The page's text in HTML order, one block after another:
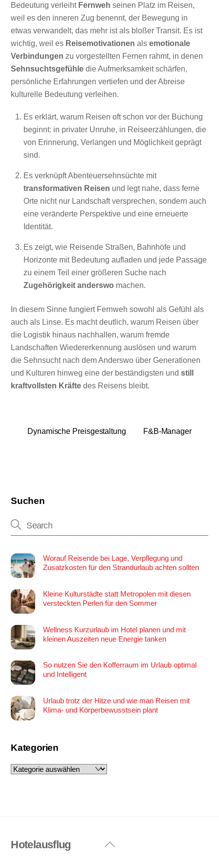
Bedeutung verleiht Fernweh seinen Platz im Reisen,
weil es den inneren Zug benennt, der Bewegung in
etwas verwandelt, das mehr ist als bloßer Transit. Es ist
wichtig, weil es Reisemotivationen alsemotionale
Verbindungen zu vorgestellten Fernen rahmt, in denen
Sehnsuchtsgefühle die Aufmerksamkeit schärfen,
persönliche Erfahrungen vertiefen und der Abreise
kulturelle Bedeutung verleihen.
Es erklärt, warum Reisen oft schon vor der Buchung
beginnt: in privater Unruhe, in Reiseerzählungen, die
von Erinnerung, Verlangen und Möglichkeit geprägt
sind.
Es verknüpft Abenteuersehnsüchte mit
transformativen Reisen und legt nahe, dass ferne
Orte nicht nur Landschaft versprechen, sondern auch
eine veränderte Perspektive und eine erneuerte
Identität.
Es zeigt, wie Reisende Straßen, Bahnhöfe und
Horizonte mit Bedeutung aufladen und jede Passage
zu einem Teil einer größeren Suche nach
Zugehörigkeit anderswo machen.
In diesem Sinne fungiert Fernweh sowohl als Gefühl als
auch als Linse. Es macht deutlich, warum Reisen über
die Logistik hinaus nachhallen, warum fremde
Landschaften Wiedererkennung auslösen und warum
die Sehnsucht nach dem Anderswo über Generationen
und Kulturen hinweg eine der beständigsten undstill
kraftvollsten Kräfte des Reisens bleibt.
Dynamische Preisgestaltung F&B-Manager
Suchen
Worauf Reisende bei Lage, Verpflegung und
Zusatzkosten für den Strandurlaub achten sollten
Kleine Kulturstädte statt Metropolen mit diesen
versteckten Perlen für den Sommer
Wellness Kurzurlaub im Hotel planen und mit
kleinen Auszeiten neue Energie tanken
So nutzen Sie den Kofferraum im Urlaub optimal
und Intelligent
Urlaub trotz der Hitze und wie man Reisen mit
Klima- und Körperbewusstsein plant
Kategorien
Kategorien
Back
Hotelausflug